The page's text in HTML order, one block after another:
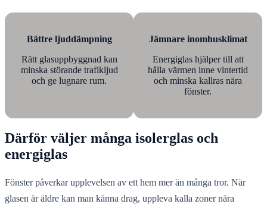
Bättre ljuddämpning
Rätt glasuppbyggnad kan
minska störande trafikljud
och ge lugnare rum.
Jämnare inomhusklimat
Energiglas hjälper till att
hålla värmen inne vintertid
och minska kallras nära
fönster.
Därför väljer många isolerglas och
energiglas
Fönster påverkar upplevelsen av ett hem mer än många tror. När
glasen är äldre kan man känna drag, uppleva kalla zoner nära